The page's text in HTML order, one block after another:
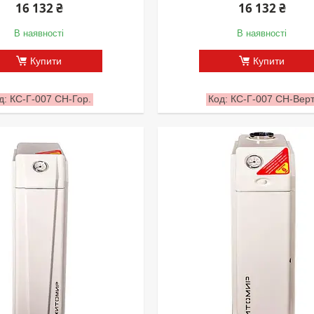
16 132 ₴
В наявності
Купити
КС-Г-007 СН-Гор.
16 132 ₴
В наявності
Купити
КС-Г-007 СН-